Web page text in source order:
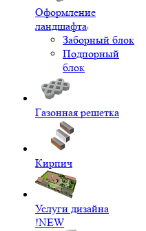
Оформление
ландшафта
Заборный блок
Подпорный
блок
Газонная решетка
Кирпич
Услуги дизайна
!NEW